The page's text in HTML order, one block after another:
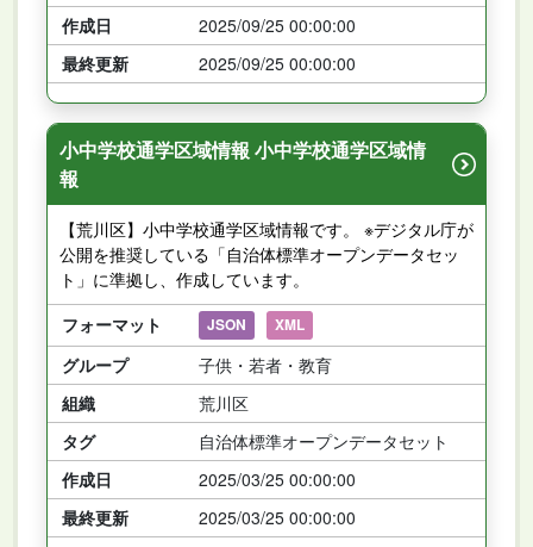
作成日
2025/09/25 00:00:00
最終更新
2025/09/25 00:00:00
小中学校通学区域情報 小中学校通学区域情
報
【荒川区】小中学校通学区域情報です。 ※デジタル庁が
公開を推奨している「自治体標準オープンデータセッ
ト」に準拠し、作成しています。
フォーマット
JSON XML
グループ
子供・若者・教育
組織
荒川区
タグ
自治体標準オープンデータセット
作成日
2025/03/25 00:00:00
最終更新
2025/03/25 00:00:00